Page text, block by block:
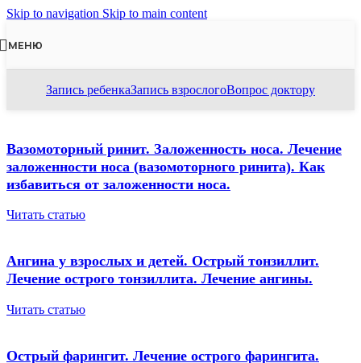
Skip to navigation Skip to main content
МЕНЮ
Запись ребенкаЗапись взрослогоВопрос доктору
Вазомоторный ринит. Заложенность носа. Лечение
заложенности носа (вазомоторного ринита). Как
избавиться от заложенности носа.
Читать статью
Ангина у взрослых и детей. Острый тонзиллит.
Лечение острого тонзиллита. Лечение ангины.
Читать статью
Острый фарингит. Лечение острого фарингита.